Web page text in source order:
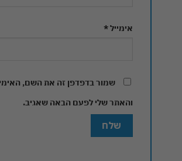
אימייל*
שמור בדפדפן זה את השם,
והאתר שלי לפעם הבאה שאגיב.